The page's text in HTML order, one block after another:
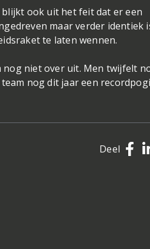
ook uit het feit dat er een
maar verder identiek
te laten wennen.
nog niet over uit. Men twijfelt
nog dit jaar een
Deel